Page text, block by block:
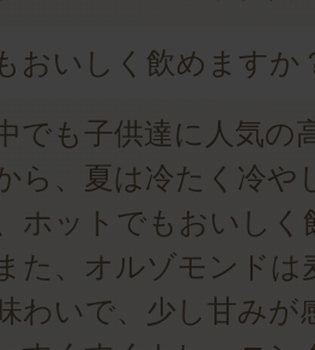
おいしく飲めますか
でも子供達に人気の
ら、夏は冷たく冷や
ホットでもおいしく
た、オルゾモンドは
わいで、少し甘みが